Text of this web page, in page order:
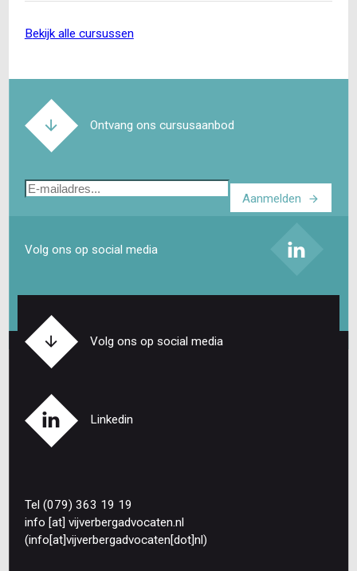
bekijk alle cursussen
Ontvang ons cursusaanbod
E-
Aanmelden
Volg ons op social media
Volg ons op social media
Linkedin
Tel (079) 363 19 19
info [at] vijverbergadvocaten.nl
(info[at]vijverbergadvocaten[dot]nl)